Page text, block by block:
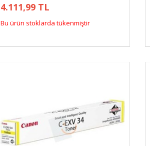
4.111,99 TL
Bu ürün stoklarda tükenmiştir